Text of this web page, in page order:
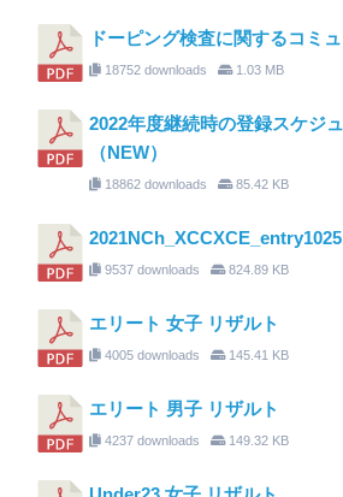
ドーピング検査に関するコミ
18752 downloads 1.03 MB
2022年度継続時の登録スケジ
（NEW）
18862 downloads 85.42 KB
9537 downloads 824.89 KB
エリート 女子 リザルト
4005 downloads 145.41 KB
エリート 男子 リザルト
4237 downloads 149.32 KB